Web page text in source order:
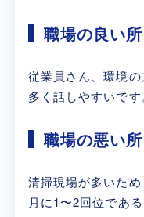
職場の良い所
従業員さん、環境
多く話しやすいです
職場の悪い所
清掃現場が多いた
月に1〜2回位である